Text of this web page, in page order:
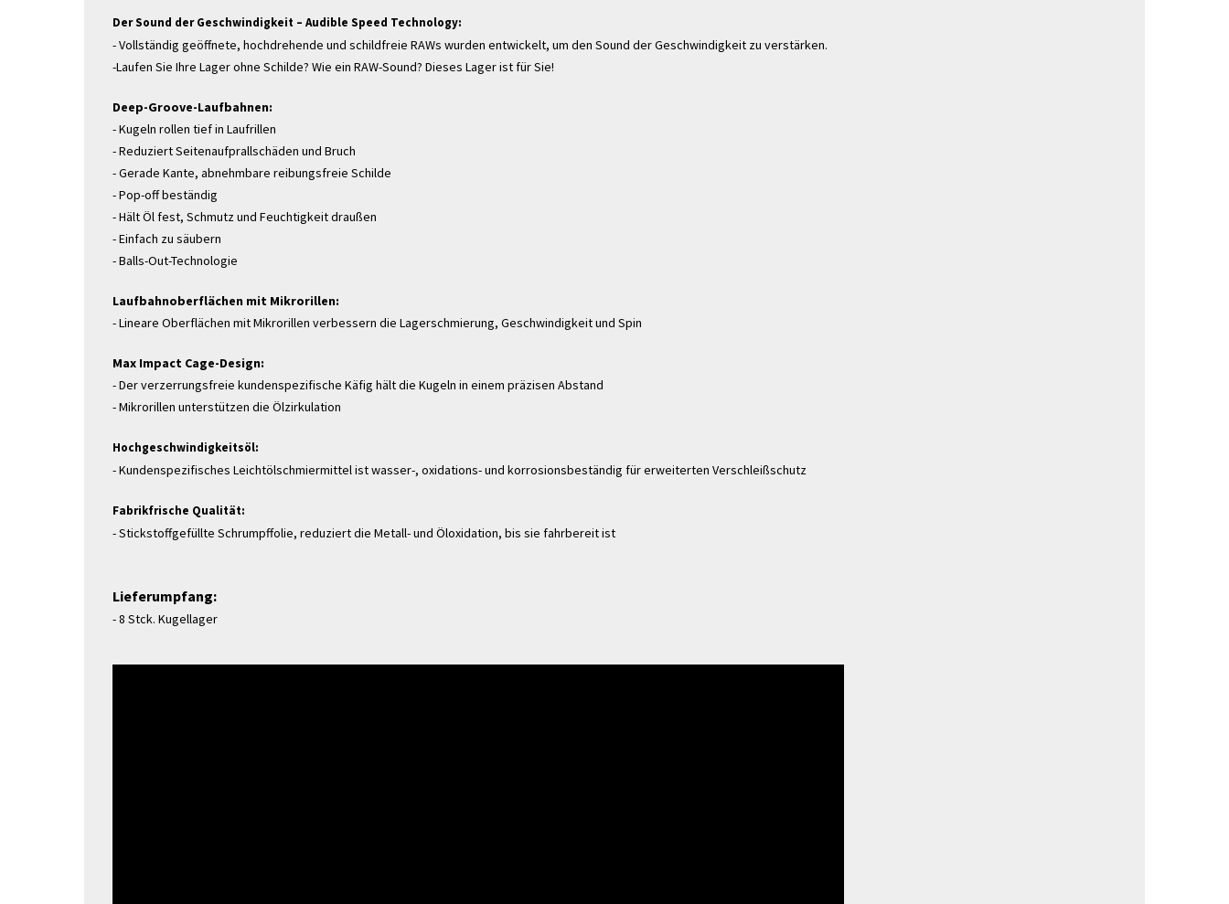
Der Sound der Geschwindigkeit – Audible Speed ​​Technology:
- Vollständig geöffnete, hochdrehende und schildfreie RAWs wurden entwickelt, um den Sound der Geschwindigkeit zu verstärken.
-Laufen Sie Ihre Lager ohne Schilde? Wie ein RAW-Sound? Dieses Lager ist für Sie!
Deep-Groove-Laufbahnen:
- Kugeln rollen tief in Laufrillen
- Reduziert Seitenaufprallschäden und Bruch
- Gerade Kante, abnehmbare reibungsfreie Schilde
- Pop-off beständig
- Hält Öl fest, Schmutz und Feuchtigkeit draußen
- Einfach zu säubern
- Balls-Out-Technologie
Laufbahnoberflächen mit Mikrorillen:
- Lineare Oberflächen mit Mikrorillen verbessern die Lagerschmierung, Geschwindigkeit und Spin
Max Impact Cage-Design:
- Der verzerrungsfreie kundenspezifische Käfig hält die Kugeln in einem präzisen Abstand
- Mikrorillen unterstützen die Ölzirkulation
Hochgeschwindigkeitsöl:
- Kundenspezifisches Leichtölschmiermittel ist wasser-, oxidations- und korrosionsbeständig für erweiterten Verschleißschutz
Fabrikfrische Qualität:
- Stickstoffgefüllte Schrumpffolie, reduziert die Metall- und Öloxidation, bis sie fahrbereit ist
Lieferumpfang:
- 8 Stck. Kugellager